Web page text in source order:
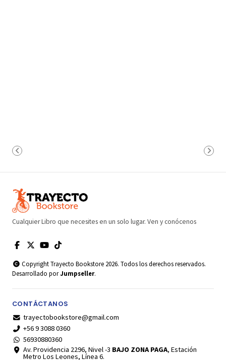
Cualquier Libro que necesites en un solo lugar. Ven y conócenos
Copyright Trayecto Bookstore 2026. Todos los derechos reservados.
Desarrollado porJumpseller.
CONTÁCTANOS
trayectobookstore@gmail.com
+56 9 3088 0360
56930880360
Av. Providencia 2296, Nivel -3 BAJO ZONA PAGA, Estación
Metro Los Leones, Línea 6.